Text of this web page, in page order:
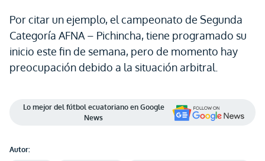
Por citar un ejemplo, el campeonato de Segunda
Categoría AFNA – Pichincha, tiene programado su
inicio este fin de semana, pero de momento hay
preocupación debido a la situación arbitral.
Lo mejor del fútbol ecuatoriano en Google
News
Autor: